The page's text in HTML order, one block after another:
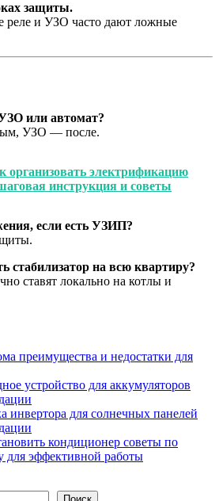
защиты.
реле и УЗО часто дают ложные
или автомат?
УЗО — после.
организовать электрификацию
инструкция и советы
если есть УЗИП?
стабилизатор на всю квартиру?
ставят локально на котлы и
преимущества и недостатки для
устройство для аккумуляторов
инвертора для солнечных панелей
кондиционер советы по
для эффективной работы